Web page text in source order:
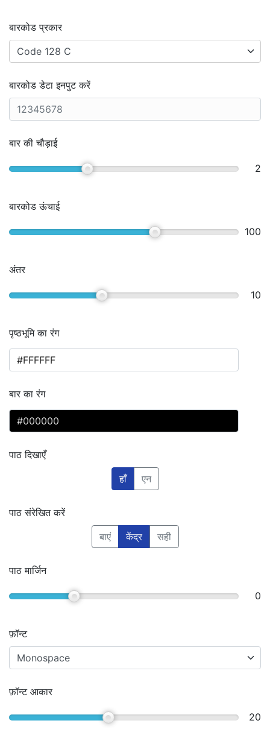
बारकोड प्रकार
बारकोड डेटा इनपुट करें
बार की चौड़ाई
2
बारकोड ऊंचाई
100
अंतर
10
पृष्ठभूमि का रंग
बार का रंग
पाठ दिखाएँ
हाँ
एन
पाठ संरेखित करें
बाएं
केंद्र सही
पाठ मार्जिन
0
फ़ॉन्ट
फ़ॉन्ट आकार
20